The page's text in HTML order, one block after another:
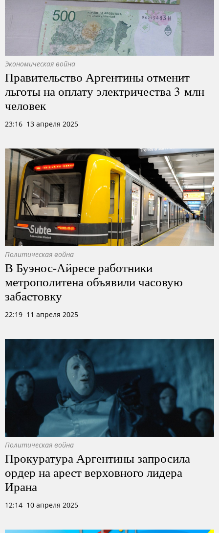
Экономическая война
Правительство Аргентины отменит
льготы на оплату электричества 3 млн
человек
23:16 13 апреля 2025
Политическая война
В Буэнос-Айресе работники
метрополитена объявили часовую
забастовку
22:19 11 апреля 2025
Политическая война
Прокуратура Аргентины запросила
ордер на арест верховного лидера
Ирана
12:14 10 апреля 2025